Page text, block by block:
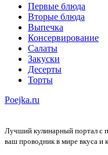
Первые блюда
Вторые блюда
Выпечка
Консервирование
Салаты
Закуски
Десерты
Торты
Poejka.ru
Лучший кулинарный портал с
ваш проводник в мире вкуса и